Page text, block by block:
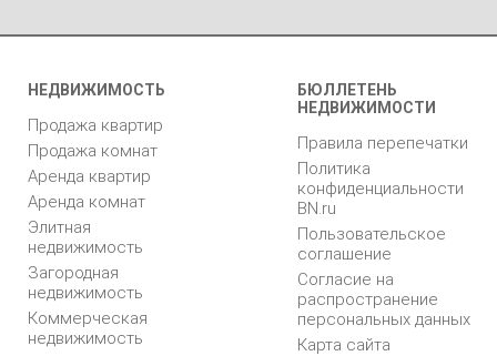
НЕДВИЖИМОСТЬ
Продажа квартир
Продажа комнат
Аренда квартир
Аренда комнат
Элитная
недвижимость
Загородная
недвижимость
Коммерческая
недвижимость
БЮЛЛЕТЕНЬ
НЕДВИЖИМОСТИ
Правила перепечатки
Политика
конфиденциальности
BN.ru
Пользовательское
соглашение
Согласие на
распространение
персональных данных
Карта сайта